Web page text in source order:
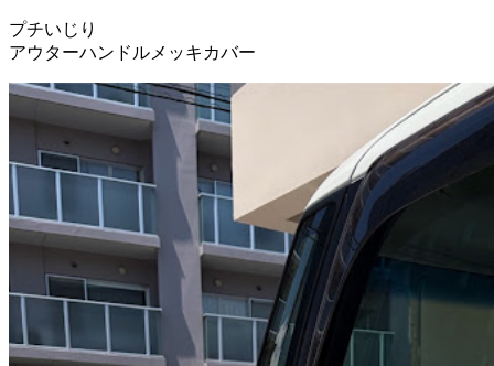
プチいじり
アウターハンドルメッキカバー